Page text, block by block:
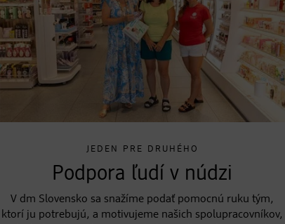
JEDEN PRE DRUHÉHO
Podpora ľudí v núdzi
V dm Slovensko sa snažíme podať pomocnú ruku tým,
ktorí ju potrebujú, a motivujeme našich spolupracovníkov,